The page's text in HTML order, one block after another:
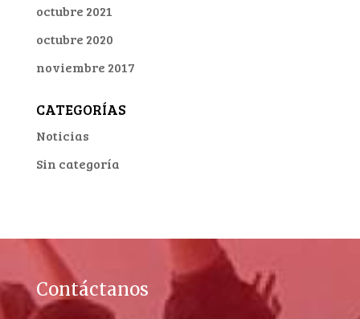
octubre 2021
octubre 2020
noviembre 2017
CATEGORÍAS
Noticias
Sin categoría
Contáctanos